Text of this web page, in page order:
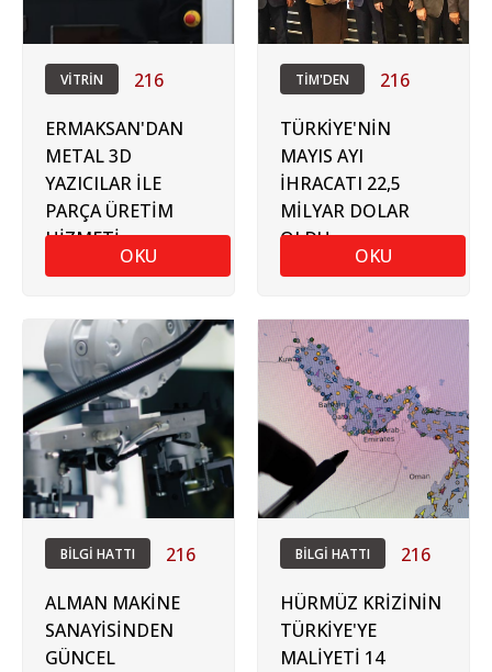
VİTRİN 216
ERMAKSAN'DAN
METAL 3D
YAZICILAR İLE
PARÇA ÜRETİM
HİZMETİ
OKU
TİM'DEN 216
TÜRKİYE'NİN
MAYIS AYI
İHRACATI 22,5
MİLYAR DOLAR
OLDU
OKU
BİLGİ HATTI 216
ALMAN MAKİNE
SANAYİSİNDEN
GÜNCEL
BİLGİ HATTI 216
HÜRMÜZ KRİZİNİN
TÜRKİYE'YE
MALİYETİ 14